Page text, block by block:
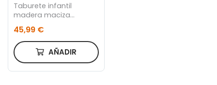
Taburete infantil
madera maciza
45,99 €
AÑADIR